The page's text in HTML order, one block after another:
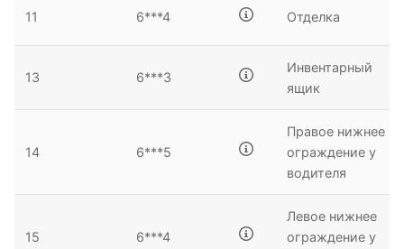
11 6***4 Отделка
13 6***3
Инвентарный
ящик
14 6***5
Правое нижнее
ограждение у
водителя
15 6***4
Левое нижнее
ограждение у